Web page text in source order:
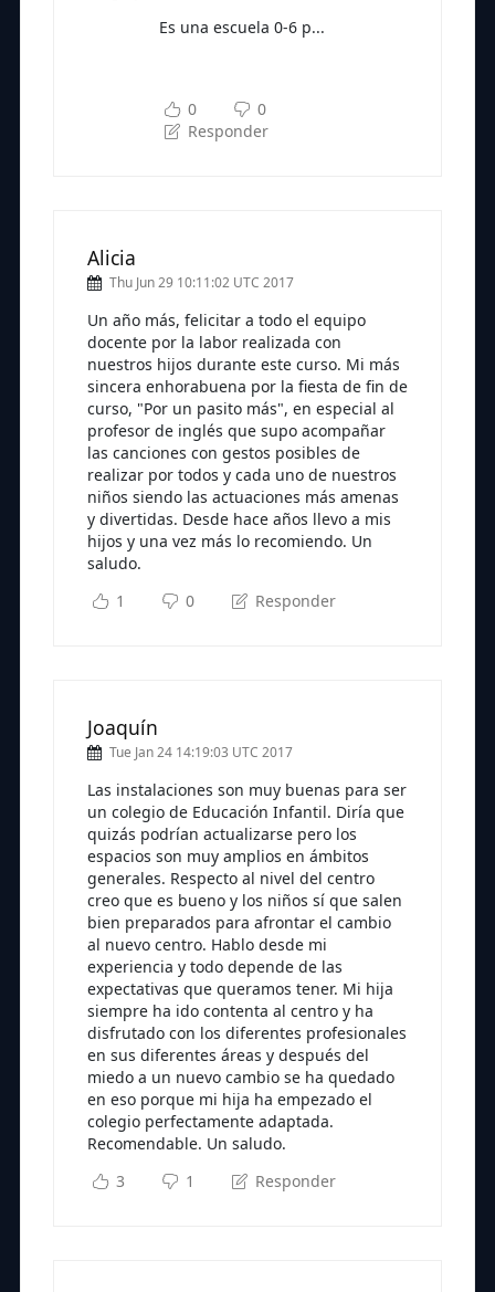
Es una escuela 0-6 p...
0
0
Responder
Alicia
Thu Jun 29 10:11:02 UTC 2017
Un año más, felicitar a todo el equipo
docente por la labor realizada con
nuestros hijos durante este curso. Mi más
sincera enhorabuena por la fiesta de fin de
curso, "Por un pasito más", en especial al
profesor de inglés que supo acompañar
las canciones con gestos posibles de
realizar por todos y cada uno de nuestros
niños siendo las actuaciones más amenas
y divertidas. Desde hace años llevo a mis
hijos y una vez más lo recomiendo. Un
saludo.
1
0 Responder
Joaquín
Tue Jan 24 14:19:03 UTC 2017
Las instalaciones son muy buenas para ser
un colegio de Educación Infantil. Diría que
quizás podrían actualizarse pero los
espacios son muy amplios en ámbitos
generales. Respecto al nivel del centro
creo que es bueno y los niños sí que salen
bien preparados para afrontar el cambio
al nuevo centro. Hablo desde mi
experiencia y todo depende de las
expectativas que queramos tener. Mi hija
siempre ha ido contenta al centro y ha
disfrutado con los diferentes profesionales
en sus diferentes áreas y después del
miedo a un nuevo cambio se ha quedado
en eso porque mi hija ha empezado el
colegio perfectamente adaptada.
Recomendable. Un saludo.
3
1 Responder